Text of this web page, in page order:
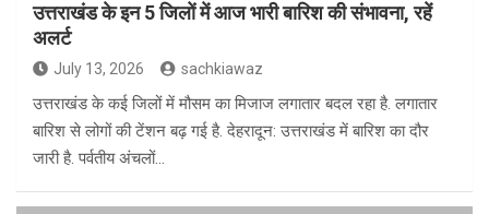
उत्तराखंड के इन 5 जिलों में आज भारी बारिश की संभावना, रहें
अलर्ट
July 13, 2026 sachkiawaz
उत्तराखंड के कई जिलों में मौसम का मिजाज लगातार बदल रहा है. लगातार
बारिश से लोगों की टेंशन बढ़ गई है. देहरादून: उत्तराखंड में बारिश का दौर
जारी है. पर्वतीय अंचलों…